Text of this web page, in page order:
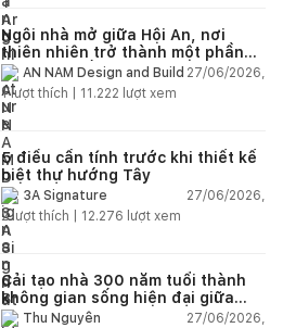
Ngôi nhà mở giữa Hội An, nơi
thiên nhiên trở thành một phần
của cuộc sống
AN NAM Design and Build 27/06/2026,
1lượt thích | 11.222 lượt xem
5 điều cần tính trước khi thiết kế
biệt thự hướng Tây
3A Signature
27/06/2026,
2lượt thích | 12.276 lượt xem
Cải tạo nhà 300 năm tuổi thành
không gian sống hiện đại giữa
thiên nhiên
Thu Nguyễn
27/06/2026,